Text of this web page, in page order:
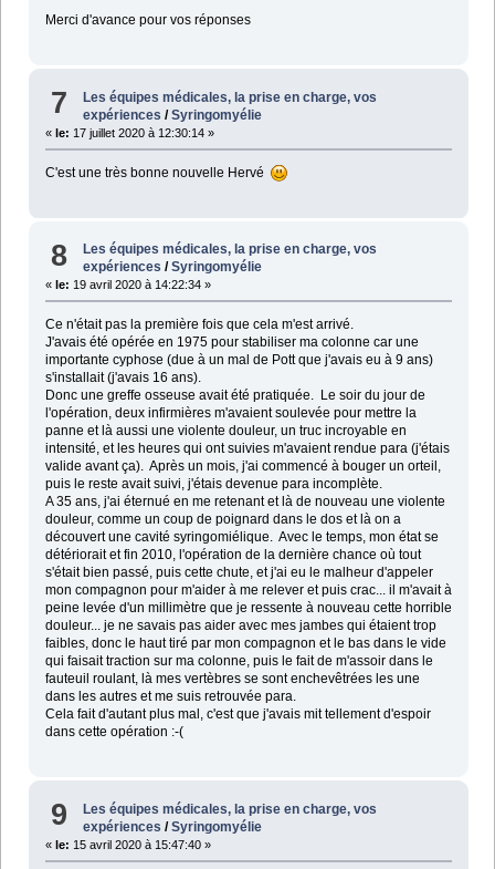
Merci d'avance pour vos réponses
7
Les équipes médicales, la prise en charge, vos
expériences /Syringomyélie
« le: 17 juillet 2020 à 12:30:14 »
C'est une très bonne nouvelle Hervé
8
Les équipes médicales, la prise en charge, vos
expériences /Syringomyélie
« le: 19 avril 2020 à 14:22:34 »
Ce n'était pas la première fois que cela m'est arrivé.
J'avais été opérée en 1975 pour stabiliser ma colonne car une
importante cyphose (due à un mal de Pott que j'avais eu à 9 ans)
s'installait (j'avais 16 ans).
Donc une greffe osseuse avait été pratiquée. Le soir du jour de
l'opération, deux infirmières m'avaient soulevée pour mettre la
panne et là aussi une violente douleur, un truc incroyable en
intensité, et les heures qui ont suivies m'avaient rendue para (j'étais
valide avant ça). Après un mois, j'ai commencé à bouger un orteil,
puis le reste avait suivi, j'étais devenue para incomplète.
A 35 ans, j'ai éternué en me retenant et là de nouveau une violente
douleur, comme un coup de poignard dans le dos et là on a
découvert une cavité syringomiélique. Avec le temps, mon état se
détériorait et fin 2010, l'opération de la dernière chance où tout
s'était bien passé, puis cette chute, et j'ai eu le malheur d'appeler
mon compagnon pour m'aider à me relever et puis crac... il m'avait à
peine levée d'un millimètre que je ressente à nouveau cette horrible
douleur... je ne savais pas aider avec mes jambes qui étaient trop
faibles, donc le haut tiré par mon compagnon et le bas dans le vide
qui faisait traction sur ma colonne, puis le fait de m'assoir dans le
fauteuil roulant, là mes vertèbres se sont enchevêtrées les une
dans les autres et me suis retrouvée para.
Cela fait d'autant plus mal, c'est que j'avais mit tellement d'espoir
dans cette opération :-(
9
Les équipes médicales, la prise en charge, vos
expériences /Syringomyélie
« le: 15 avril 2020 à 15:47:40 »